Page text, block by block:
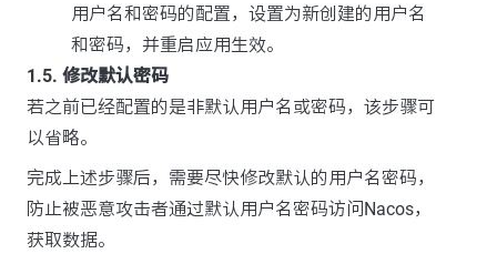
用户名和密码的配置，设置为新创建的用户名
和密码，并重启应用生效。
1.5. 修改默认密码
若之前已经配置的是非默认用户名或密码，该步骤可
以省略。
完成上述步骤后，需要尽快修改默认的用户名密码，
防止被恶意攻击者通过默认用户名密码访问Nacos，
获取数据。